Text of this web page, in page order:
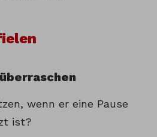
wenn er eine Pause
ist?